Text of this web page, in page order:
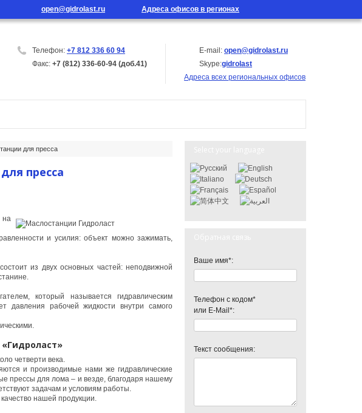
open@gidrolast.ru Адреса офисов в регионах
Телефон: +7 812 336 60 94 E-mail: open@gidrolast.ru
Факс: +7 (812) 336-60-94 (доб.41) Skype:gidrolast
Адреса всех региональных офисов
для пресса
пресса
на
и усилия: объект можно зажимать,
из двух основных частей: неподвижной
который называется гидравлическим
рабочей жидкости внутри самого
четверти века.
и производимые нами же гидравлические
прессы для лома – и везде, благодаря нашему
задачам и условиям работы.
нашей продукции.
Ваше имя*:
Телефон с кодом*
или E-Mail*:
Текст сообщения: